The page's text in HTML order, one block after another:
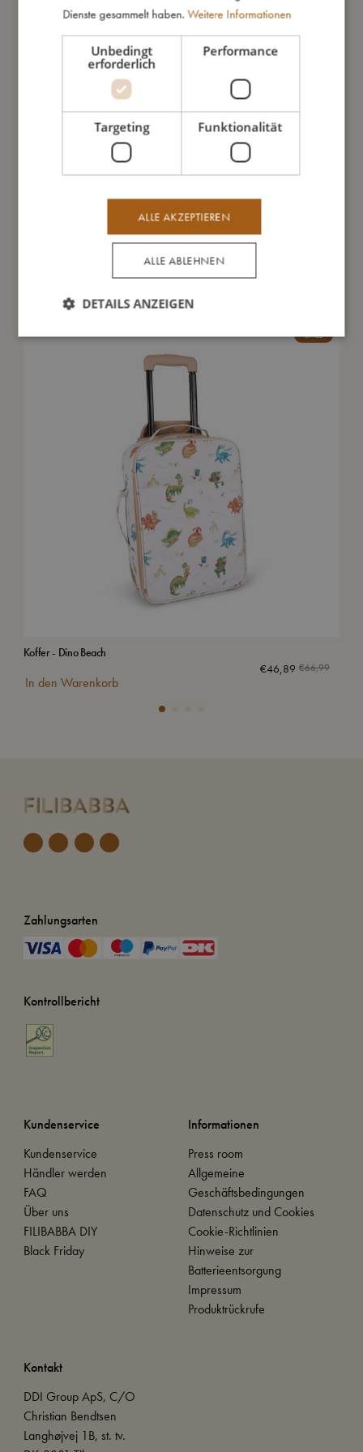
So groß bin ich
Daraus bin ich gemacht
So kannst Du mich pflegen
Meine Daten
Das könnte dir auch gefallen
SALE
Koffer - Dino Beach
€66,99
€46,89
In den Warenkorb
Zahlungsarten
Kontrollbericht
Kundenservice
Kundenservice
Händler werden
FAQ
Über uns
FILIBABBA DIY
Black Friday
Informationen
Press room
Allgemeine
Geschäftsbedingungen
Datenschutz und Cookies
Cookie-Richtlinien
Hinweise zur
Batterieentsorgung
Impressum
Produktrückrufe
Kontakt
DDI Group ApS, C/O
Christian Bendtsen
Langhøjvej 1B, st. tv.
Dienste gesammelt haben. Weitere Informationen
Unbedingt
erforderlich
Performance
Targeting Funktionalität
ALLE AKZEPTIEREN
ALLE ABLEHNEN
DETAILS ANZEIGEN